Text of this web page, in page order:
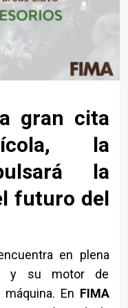
gran cita
la
la
futuro del
en plena
y su motor de
En FIMA